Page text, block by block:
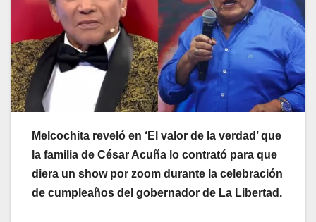
Melcochita reveló en ‘El valor de la verdad’ que
la familia de César Acuña lo contrató para que
diera un show por zoom durante la celebración
de cumpleaños del gobernador de La Libertad.